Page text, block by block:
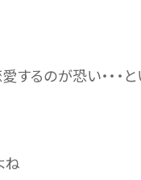
るのが恐い・・・
ね